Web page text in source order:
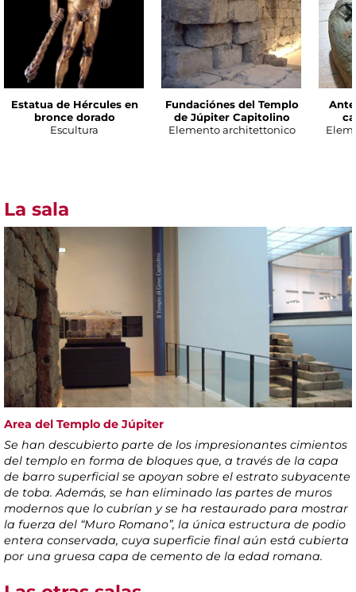
Estatua de Hércules en
bronce dorado
Escultura
Fundaciónes del Templo
de Júpiter Capitolino
Elemento architettonico
La sala
Area del Templo de Júpiter
Se han descubierto parte de los impresionantes cimientos
del templo en forma de bloques que, a través de la capa
de barro superficial se apoyan sobre el estrato subyacente
de toba. Además, se han eliminado las partes de muros
modernos que lo cubrían y se ha restaurado para mostrar
la fuerza del “Muro Romano”, la única estructura de podio
entera conservada, cuya superficie final aún está cubierta
por una gruesa capa de cemento de la edad romana.